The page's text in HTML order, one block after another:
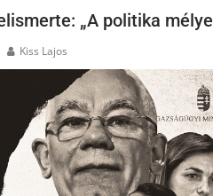
„A politika
Kiss Lajos